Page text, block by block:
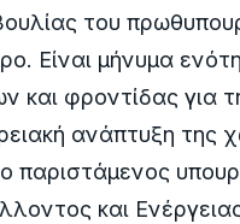
του
Είναι μήνυμα
και φροντίδας για
ανάπτυξη της
παριστάμενος
και